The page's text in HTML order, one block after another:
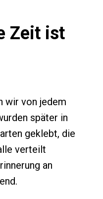
Zeit ist
wir von jedem
später in
geklebt, die
verteilt
an